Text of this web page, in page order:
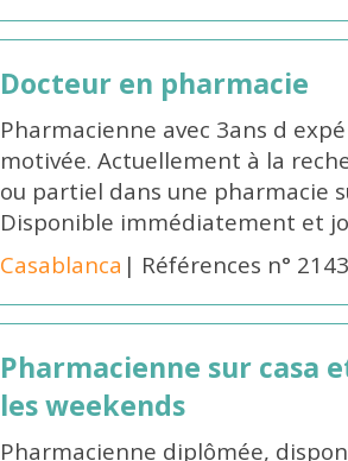
Docteur en pharmacie
Pharmacienne avec 3ans d
motivée. Actuellement à la
ou partiel dans une pharmacie
Disponible immédiatement et
Casablanca | Références n°
Pharmacienne sur casa
les weekends
Pharmacienne diplômée,